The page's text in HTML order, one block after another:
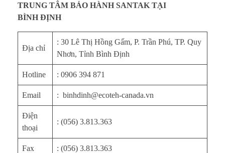
TRUNG TÂM BẢO HÀNH SANTAK TẠI
BÌNH ĐỊNH
Địa chỉ
: 30 Lê Thị Hồng Gấm, P. Trần Phú, TP. Quy
Nhơn, Tỉnh Bình Định
Hotline : 0906 394 871
Email : binhdinh@ecoteh-canada.vn
Điện
thoại
: (056) 3.813.363
Fax : (056) 3.813.363